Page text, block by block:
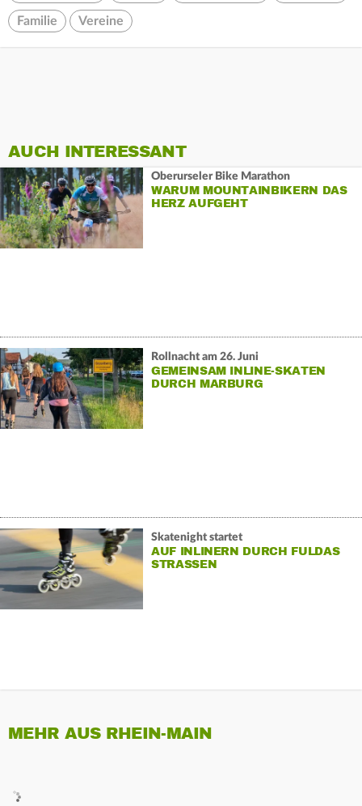
Familie Vereine
AUCH INTERESSANT
Oberurseler Bike Marathon
WARUM MOUNTAINBIKERN DAS
HERZ AUFGEHT
Rollnacht am 26. Juni
GEMEINSAM INLINE-SKATEN
DURCH MARBURG
Skatenight startet
AUF INLINERN DURCH FULDAS
STRASSEN
MEHR AUS RHEIN-MAIN